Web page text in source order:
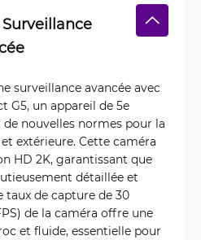
surveillance avancée avec
G5, un appareil de 5e
nouvelles normes pour la
extérieure. Cette caméra
HD 2K, garantissant que
détaillée et
taux de capture de 30
de la caméra offre une
et fluide, essentielle pour